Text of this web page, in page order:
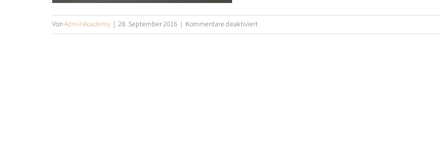
VonAdminAcademy | 28. September 2016 | Kommentare deaktiviertfür
aboutus2